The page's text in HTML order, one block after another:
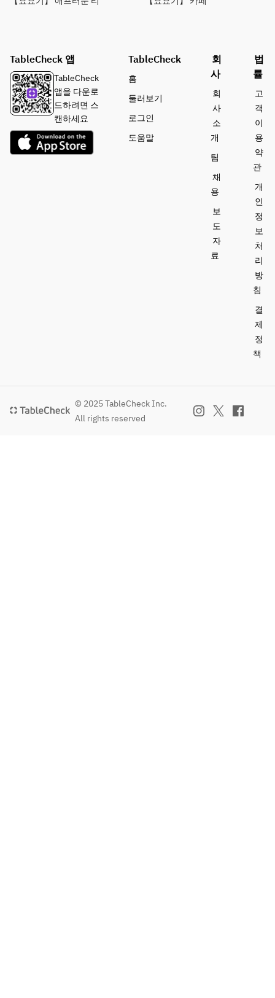
TableCheck 앱
TableCheck
앱을 다운로
드하려면 스
캔하세요
TableCheck
홈
둘러보기
로그인
도움말
회
사
회
사
소
개
팀
채
용
보
도
자
료
법
률
고
객
이
용
약
관
개
인
정
보
처
리
방
침
결
제
정
책
© 2025 TableCheck Inc.
All rights reserved